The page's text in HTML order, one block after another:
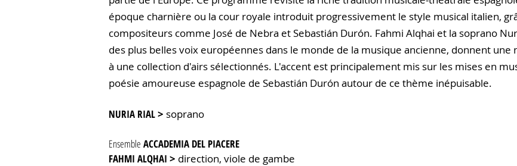
époque charnière ou la cour royale introduit progressivement le style musical italien,
compositeurs comme José de Nebra et Sebastián Durón. Fahmi Alqhai et la soprano
des plus belles voix européennes dans le monde de la musique ancienne, donnent une
à une collection d'airs sélectionnés. L'accent est principalement mis sur les mises en
poésie amoureuse espagnole de Sebastián Durón autour de ce thème inépuisable.
​NURIA RIAL> soprano
Ensemble ACCADEMIA DEL PIACERE
FAHMI ALQHAI > direction, viole de gambe